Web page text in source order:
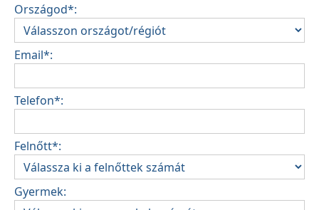
Országod*:
Email*:
Telefon*:
Felnőtt*:
Gyermek: